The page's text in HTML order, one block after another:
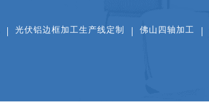
光伏铝边框加工生产线定制 佛山四轴加工